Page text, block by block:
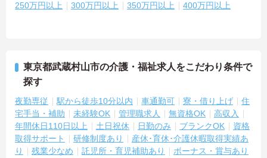
250万円以上 300万円以上 350万円以上 400万円以上
東京都武蔵村山市の介護・福祉求人をこだわり条件で
探す
夜勤専従 駅から徒歩10分以内 車通勤可 寮・借り上げ
住
宅手当・補助
未経験OK 管理職求人 無資格OK
高収入
年間休日110日以上
土日祝休 日勤のみ ブランクOK
資格
取得サポート
研修制度あり
産休･育休･介護休暇取得実績あ
り
残業少なめ 託児所・育児補助あり
ボーナス・賞与あり